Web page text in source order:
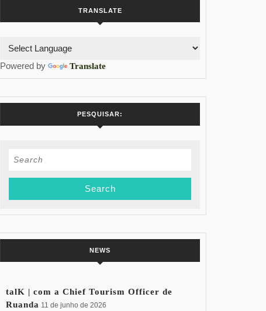
TRANSLATE
Powered by Translate
PESQUISAR:
Search
NEWS
talK | com a Chief Tourism Officer de
Ruanda 11 de junho de 2026